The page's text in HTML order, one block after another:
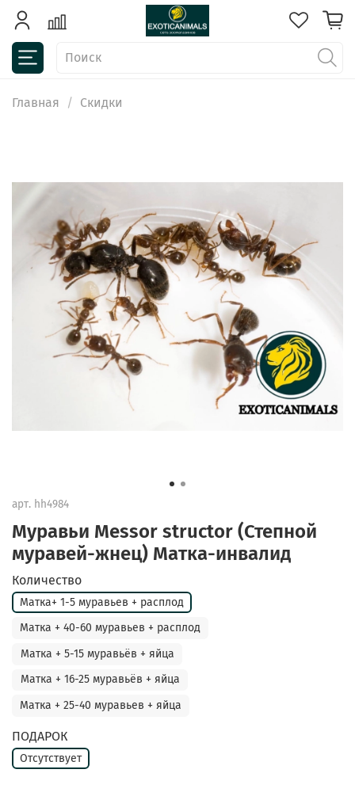
Главная Скидки
арт. hh4984
Муравьи Messor structor (Степной
муравей-жнец) Матка-инвалид
Количество
Матка+ 1-5 муравьев + расплод
Матка + 40-60 муравьев + расплод
Матка + 5-15 муравьёв + яйца
Матка + 16-25 муравьёв + яйца
Матка + 25-40 муравьев + яйца
ПОДАРОК
Отсутствует